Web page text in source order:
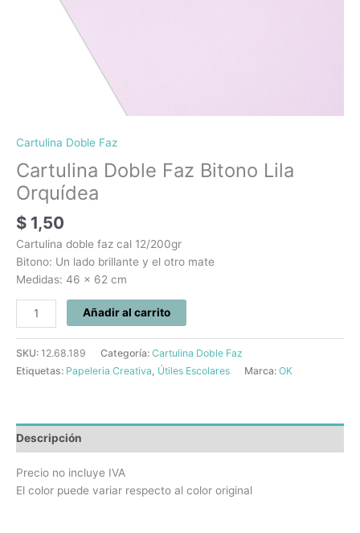
Cartulina Doble Faz
Cartulina Doble Faz Bitono Lila
Orquídea
$ 1,50
Cartulina doble faz cal 12/200gr
Bitono: Un lado brillante y el otro mate
Medidas: 46 x 62 cm
Añadir al carrito
SKU: 12.68.189 Categoría: Cartulina Doble Faz
Etiquetas: Papeleria Creativa Útiles Escolares Marca: OK
Descripción
Precio no incluye IVA
El color puede variar respecto al color original